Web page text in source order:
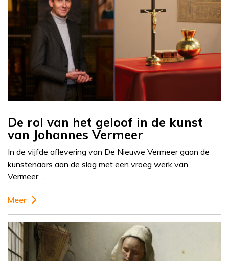
De rol van het geloof in de kunst
van Johannes Vermeer
In de vijfde aflevering van De Nieuwe Vermeer gaan de
kunstenaars aan de slag met een vroeg werk van
Vermeer….
Meer